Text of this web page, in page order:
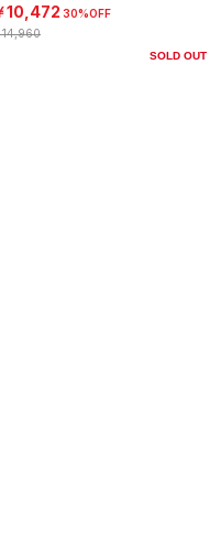
10,472 30%OFF
14,960
SOLD OUT